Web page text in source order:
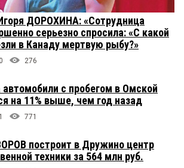
ДОРОХИНА: «Сотрудница
серьезно спросила: «С какой
в Канаду мертвую рыбу?»
0 276
с пробегом в Омской
на 11% выше, чем год назад
1 771
построит в Дружино центр
техники за 564 млн руб.